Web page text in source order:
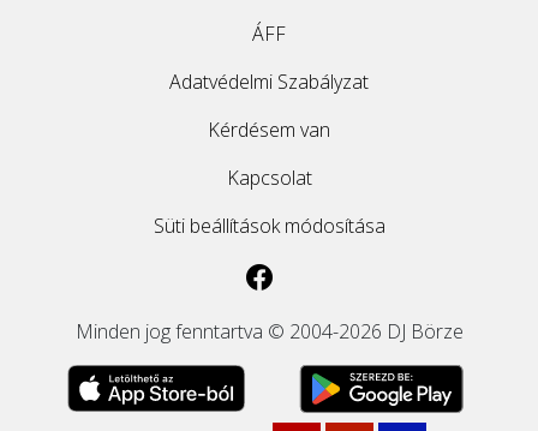
ÁFF
Adatvédelmi Szabályzat
Kérdésem van
Kapcsolat
Süti beállítások módosítása
Minden jog fenntartva © 2004-2026 DJ Börze